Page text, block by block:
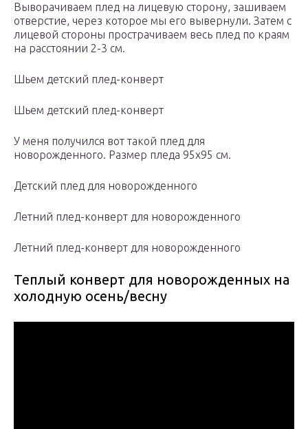
Выворачиваем плед на лицевую сторону, зашиваем
отверстие, через которое мы его вывернули. Затем с
лицевой стороны прострачиваем весь плед по краям
на расстоянии 2-3 см.
Шьем детский плед-конверт
Шьем детский плед-конверт
У меня получился вот такой плед для
новорожденного. Размер пледа 95х95 см.
Детский плед для новорожденного
Летний плед-конверт для новорожденного
Летний плед-конверт для новорожденного
Теплый конверт для новорожденных на
холодную осень/весну